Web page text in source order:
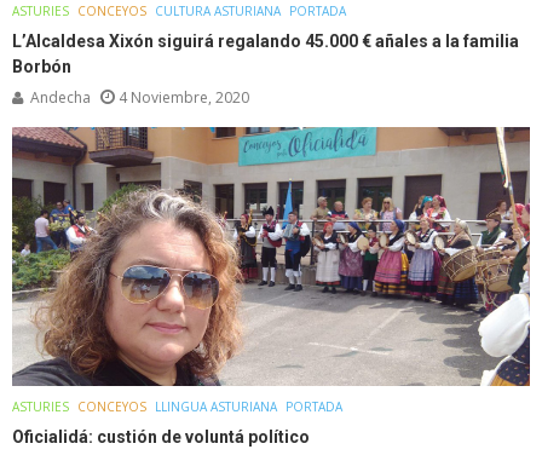
ASTURIES CONCEYOS CULTURA ASTURIANA PORTADA
L’Alcaldesa Xixón siguirá regalando 45.000 € añales a la familia
Borbón
Andecha 4 Noviembre, 2020
ASTURIES CONCEYOS LLINGUA ASTURIANA PORTADA
Oficialidá: custión de voluntá político